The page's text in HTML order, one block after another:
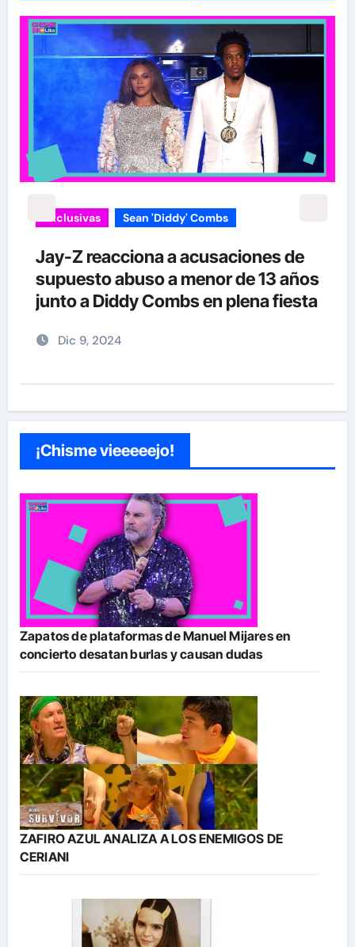
Exclusivas Sean 'Diddy' Combs
Jay-Z reacciona a acusaciones de
supuesto abuso a menor de 13 años
junto a Diddy Combs en plena fiesta
Dic 9, 2024
¡Chisme vieeeeejo!
Zapatos de plataformas de Manuel Mijares en
concierto desatan burlas y causan dudas
ZAFIRO AZUL ANALIZA A LOS ENEMIGOS DE
CERIANI